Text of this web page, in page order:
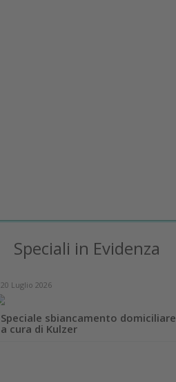
Speciali in Evidenza
20 Luglio 2026
Speciale sbiancamento domiciliare
a cura di Kulzer